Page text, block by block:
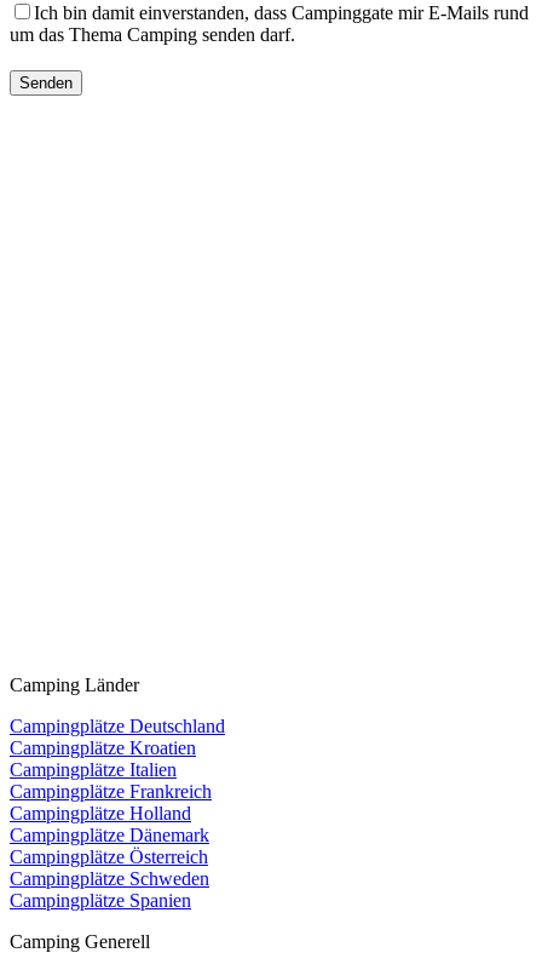
Ich bin damit einverstanden, dass Campinggate mir E-Mails rund
um das Thema Camping senden darf.
Camping Länder
Campingplätze Deutschland
Campingplätze Kroatien
Campingplätze Italien
Campingplätze Frankreich
Campingplätze Holland
Campingplätze Dänemark
Campingplätze Österreich
Campingplätze Schweden
Campingplätze Spanien
Camping Generell